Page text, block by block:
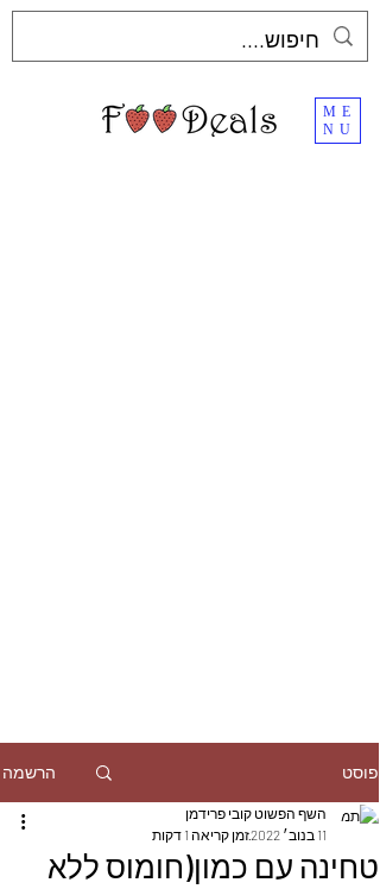
ME
NU
פוסט הרשמה
טחינה עם כמון(חומוס ללא
השף הפשוט קובי פרידמן
11 בנוב׳ 2022
זמן קריאה 1 דקות